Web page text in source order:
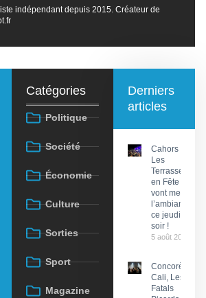
indépendant depuis 2015. Créateur de
Catégories
Politique
Société
Économie
Culture
Sorties
Sport
Magazine
Derniers
articles
Cahors :
Les
Terrasses
en Fête
vont mettre
l’ambiance
ce jeudi
soir !
5 août 2026
Concorès :
Cali, Les
Fatals